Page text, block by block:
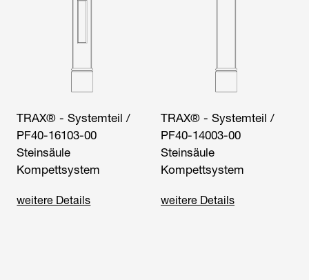
TRAX® - Systemteil /
PF40-16103-00
Steinsäule
Kompettsystem
weitere Details
TRAX® - Systemteil /
PF40-14003-00
Steinsäule
Kompettsystem
weitere Details